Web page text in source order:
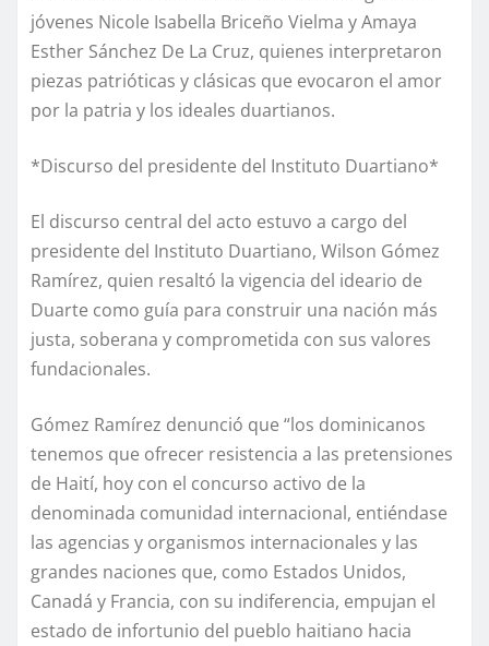
jóvenes Nicole Isabella Briceño Vielma y Amaya
Esther Sánchez De La Cruz, quienes interpretaron
piezas patrióticas y clásicas que evocaron el amor
por la patria y los ideales duartianos.
*Discurso del presidente del Instituto Duartiano*
El discurso central del acto estuvo a cargo del
presidente del Instituto Duartiano, Wilson Gómez
Ramírez, quien resaltó la vigencia del ideario de
Duarte como guía para construir una nación más
justa, soberana y comprometida con sus valores
fundacionales.
Gómez Ramírez denunció que “los dominicanos
tenemos que ofrecer resistencia a las pretensiones
de Haití, hoy con el concurso activo de la
denominada comunidad internacional, entiéndase
las agencias y organismos internacionales y las
grandes naciones que, como Estados Unidos,
Canadá y Francia, con su indiferencia, empujan el
estado de infortunio del pueblo haitiano hacia